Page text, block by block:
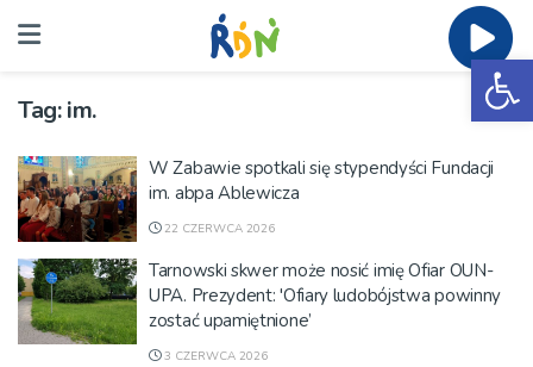
Tag:im.
W Zabawie spotkali się stypendyści Fundacji
im. abpa Ablewicza
22 CZERWCA 2026
Tarnowski skwer może nosić imię Ofiar OUN-
UPA. Prezydent: 'Ofiary ludobójstwa powinny
zostać upamiętnione’
3 CZERWCA 2026